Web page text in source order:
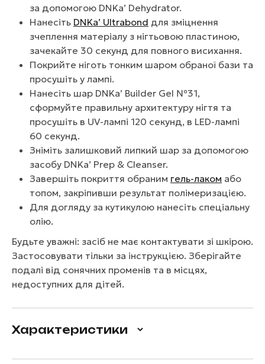
за допомогою DNKa’ Dehydrator.
Нанесіть DNKa’ Ultrabond для зміцнення
зчеплення матеріалу з нігтьовою пластиною,
зачекайте 30 секунд для повного висихання.
Покрийте ніготь тонким шаром обраної бази та
просушіть у лампі.
Нанесіть шар DNKa’ Builder Gel №31,
сформуйте правильну архитектуру нігтя та
просушіть в UV-лампі 120 секунд, в LED-лампі
60 секунд.
Зніміть залишковий липкий шар за допомогою
засобу DNKa’ Prep & Cleanser.
Завершіть покриття обраним гель-лаком або
топом, закріпивши результат полімеризацією.
Для догляду за кутикулою нанесіть спеціальну
олію.
Будьте уважні: засіб не має контактувати зі шкірою.
Застосовувати тільки за інструкцією. Зберігайте
подалі від сонячних променів та в місцях,
недоступних для дітей.
Характеристики